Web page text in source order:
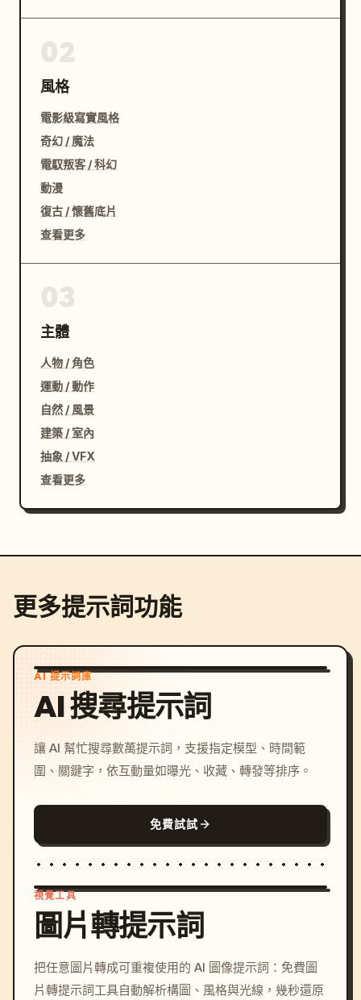
風格
電影級寫實風格
奇幻 / 魔法
電馭叛客 / 科幻
動漫
復古 / 懷舊底片
查看更多
主體
人物 / 角色
運動 / 動作
自然 / 風景
建築 / 室內
抽象 / VFX
查看更多
更多提示詞功能
AI 提示詞庫
AI 搜尋提示詞
讓 AI 幫忙搜尋數萬提示詞，支援指定模型、時間範
圍、關鍵字，依互動量如曝光、收藏、轉發等排序。
免費試試
c, cyberpunk sunset, neon
colors, 8k --v 6.0
視覺工具
圖片轉提示詞
把任意圖片轉成可重複使用的 AI 圖像提示詞：免費圖
片轉提示詞工具自動解析構圖、風格與光線，幾秒還原